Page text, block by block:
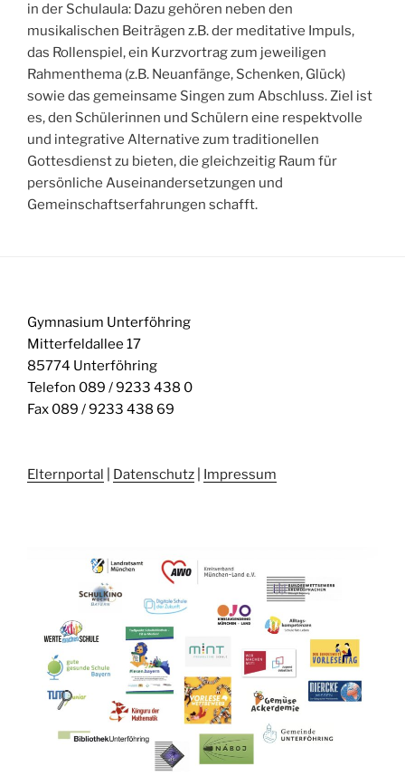
in der Schulaula: Dazu gehören neben den
musikalischen Beiträgen z.B. der meditative Impuls,
das Rollenspiel, ein Kurzvortrag zum jeweiligen
Rahmenthema (z.B. Neuanfänge, Schenken, Glück)
sowie das gemeinsame Singen zum Abschluss. Ziel ist
es, den Schülerinnen und Schülern eine respektvolle
und integrative Alternative zum traditionellen
Gottesdienst zu bieten, die gleichzeitig Raum für
persönliche Auseinandersetzungen und
Gemeinschaftserfahrungen schafft.
Gymnasium Unterföhring
Mitterfeldallee 17
85774 Unterföhring
Telefon 089 / 9233 438 0
Fax 089 / 9233 438 69
Elternportal Datenschutz Impressum